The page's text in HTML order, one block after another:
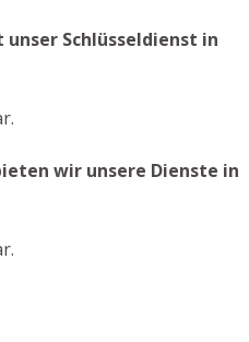
Schlüsseldienst in
wir unsere Dienste in